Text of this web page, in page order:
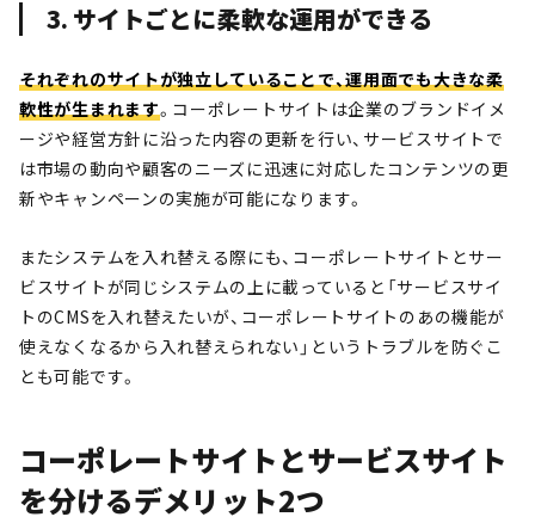
3. サイトごとに柔軟な運用ができる
それぞれのサイトが独立していることで、運用面でも大きな柔
軟性が生まれます。コーポレートサイトは企業のブランドイメ
ージや経営方針に沿った内容の更新を行い、サービスサイトで
は市場の動向や顧客のニーズに迅速に対応したコンテンツの更
新やキャンペーンの実施が可能になります。
またシステムを入れ替える際にも、コーポレートサイトとサー
ビスサイトが同じシステムの上に載っていると「サービスサイ
トのCMSを入れ替えたいが、コーポレートサイトのあの機能が
使えなくなるから入れ替えられない」というトラブルを防ぐこ
とも可能です。
コーポレートサイトとサービスサイト
を分けるデメリット2つ